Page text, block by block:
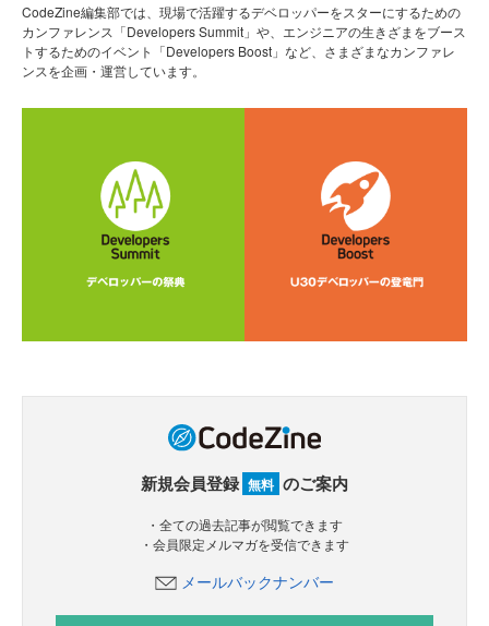
CodeZine編集部では、現場で活躍するデベロッパーをスターにするための
カンファレンス「Developers Summit」や、エンジニアの生きざまをブース
トするためのイベント「Developers Boost」など、さまざまなカンファレ
ンスを企画・運営しています。
新規会員登録 無料 のご案内
・全ての過去記事が閲覧できます
・会員限定メルマガを受信できます
メールバックナンバー